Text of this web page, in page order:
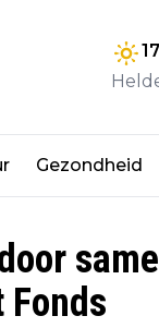
17
Gezondheid
Fonds